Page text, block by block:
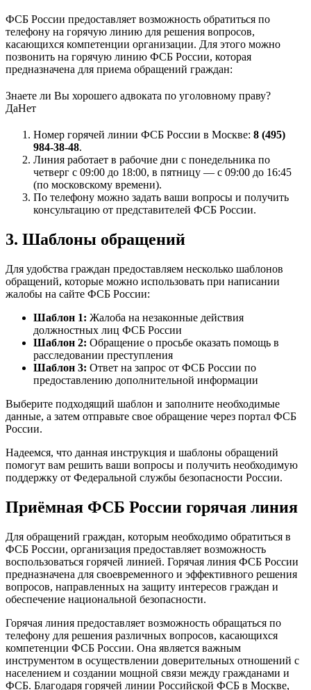
ФСБ России предоставляет возможность обратиться по
телефону на горячую линию для решения вопросов,
касающихся компетенции организации. Для этого можно
позвонить на горячую линию ФСБ России, которая
предназначена для приема обращений граждан:
Знаете ли Вы хорошего адвоката по уголовному праву?
ДаНет
Номер горячей линии ФСБ России в Москве: 8 (495)
984-38-48.
Линия работает в рабочие дни с понедельника по
четверг с 09:00 до 18:00, в пятницу — с 09:00 до 16:45
(по московскому времени).
По телефону можно задать ваши вопросы и получить
консультацию от представителей ФСБ России.
3. Шаблоны обращений
Для удобства граждан предоставляем несколько шаблонов
обращений, которые можно использовать при написании
жалобы на сайте ФСБ России:
Шаблон 1: Жалоба на незаконные действия
должностных лиц ФСБ России
Шаблон 2: Обращение о просьбе оказать помощь в
расследовании преступления
Шаблон 3: Ответ на запрос от ФСБ России по
предоставлению дополнительной информации
Выберите подходящий шаблон и заполните необходимые
данные, а затем отправьте свое обращение через портал ФСБ
России.
Надеемся, что данная инструкция и шаблоны обращений
помогут вам решить ваши вопросы и получить необходимую
поддержку от Федеральной службы безопасности России.
Приёмная ФСБ России горячая линия
Для обращений граждан, которым необходимо обратиться в
ФСБ России, организация предоставляет возможность
воспользоваться горячей линией. Горячая линия ФСБ России
предназначена для своевременного и эффективного решения
вопросов, направленных на защиту интересов граждан и
обеспечение национальной безопасности.
Горячая линия предоставляет возможность обращаться по
телефону для решения различных вопросов, касающихся
компетенции ФСБ России. Она является важным
инструментом в осуществлении доверительных отношений с
населением и создании мощной связи между гражданами и
ФСБ. Благодаря горячей линии Российской ФСБ в Москве,